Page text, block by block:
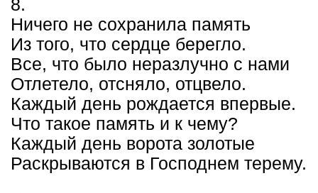
8.
Ничего не сохранила память
Из того, что сердце берегло.
Все, что было неразлучно с нами
Отлетело, отсняло, отцвело.
Каждый день рождается впервые.
Что такое память и к чему?
Каждый день ворота золотые
Раскрываются в Господнем терему.